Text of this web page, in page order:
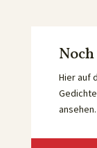
Hier auf
ansehen.